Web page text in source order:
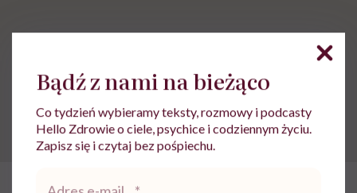
Powiązane tematy:
świeże owoce i warzywa warzywa
Zdrowa żywność
Bądź z nami na bieżąco
Co tydzień wybieramy teksty, rozmowy i podcasty
Hello Zdrowie o ciele, psychice i codziennym życiu.
Zapisz się i czytaj bez pośpiechu.